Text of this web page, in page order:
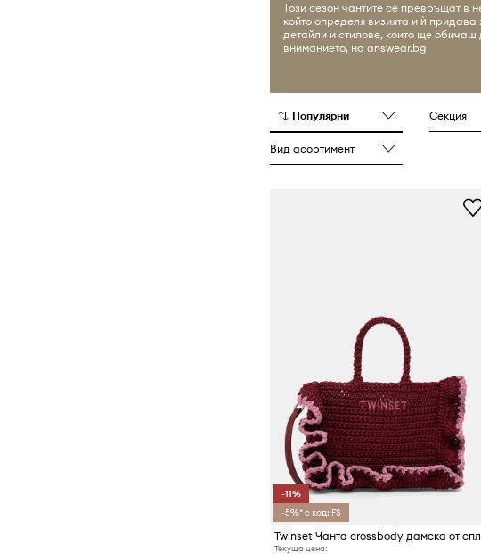
Този сезон чантите се превръщат в
който определя визията и ѝ
детайли и стилове, които ще
вниманието, на answear.bg
Популярни Секция
Вид асортимент
-11%
-5%* с код: FS
Текуща цена: